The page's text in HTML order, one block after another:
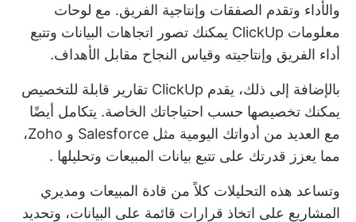
والأداء وتقدم الصفقات وإنتاجية الفريق. مع لوحات
معلومات ClickUp
يمكنك تصور اتجاهات البيانات وتتبع
أداء الفريق وإنتاجيته وقياس النجاح مقابل الأهداف.
بالإضافة إلى ذلك، يقدم ClickUp تقارير قابلة للتخصيص
يمكنك تخصيصها حسب احتياجاتك الخاصة. يتكامل أيضًا
مع العديد من أدواتك اليومية مثل Salesforce و Zoho،
مما يعزز قدرتك على تتبع بيانات المبيعات وتحليلها .
وتساعد هذه التحليلات كلاً من قادة المبيعات ومديري
المشاريع على اتخاذ قرارات قائمة على البيانات، وتحديد